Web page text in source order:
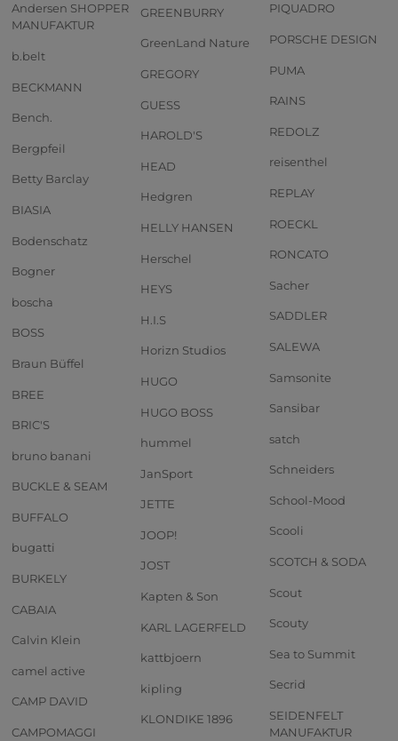
Andersen SHOPPER
MANUFAKTUR
b.belt
BECKMANN
Bench.
Bergpfeil
Betty Barclay
BIASIA
Bodenschatz
Bogner
boscha
BOSS
Braun Büffel
BREE
BRIC'S
bruno banani
BUCKLE & SEAM
BUFFALO
bugatti
BURKELY
CABAIA
Calvin Klein
camel active
CAMP DAVID
CAMPOMAGGI
GREENBURRY
GreenLand Nature
GREGORY
GUESS
HAROLD'S
HEAD
Hedgren
HELLY HANSEN
Herschel
HEYS
H.I.S
Horizn Studios
HUGO
HUGO BOSS
hummel
JanSport
JETTE
JOOP!
JOST
Kapten & Son
KARL LAGERFELD
kattbjoern
kipling
KLONDIKE 1896
PIQUADRO
PORSCHE DESIGN
PUMA
RAINS
REDOLZ
reisenthel
REPLAY
ROECKL
RONCATO
Sacher
SADDLER
SALEWA
Samsonite
Sansibar
satch
Schneiders
School-Mood
Scooli
SCOTCH & SODA
Scout
Scouty
Sea to Summit
Secrid
SEIDENFELT
MANUFAKTUR